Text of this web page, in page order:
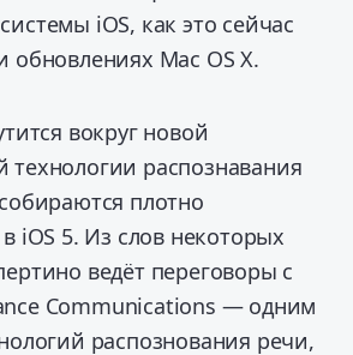
iOS, как это сейчас
обновлениях Mac OS X.
вокруг новой
распознавания
плотно
iOS 5. Из слов некоторых
ведёт переговоры с
Communications — одним
распознования речи,